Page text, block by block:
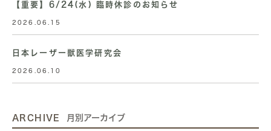
【重要】6/24(水) 臨時休診のお知らせ
2026.06.15
日本レーザー獣医学研究会
2026.06.10
ARCHIVE 月別アーカイブ